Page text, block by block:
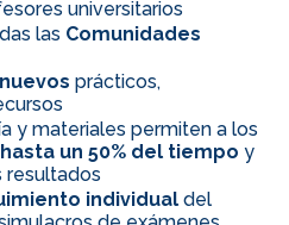
universitarios
las Comunidades
nuevos prácticos,
y materiales permiten a los
un 50% del tiempo y
resultados
individual del